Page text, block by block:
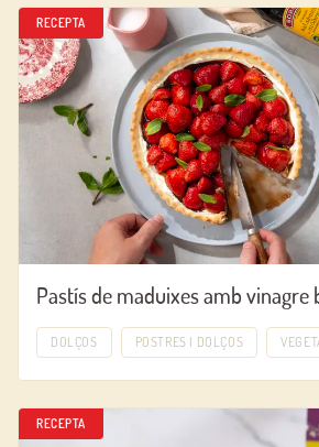
RECEPTA
Pastís de maduixes amb vinagre
DOLÇOS POSTRES I DOLÇOS
RECEPTA